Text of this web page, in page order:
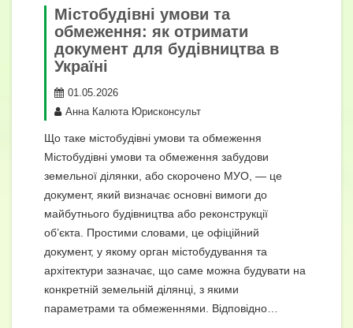
Містобудівні умови та
обмеження: як отримати
документ для будівництва в
Україні
01.05.2026
Анна Калюта Юрисконсульт
Що таке містобудівні умови та обмеження
Містобудівні умови та обмеження забудови
земельної ділянки, або скорочено МУО, — це
документ, який визначає основні вимоги до
майбутнього будівництва або реконструкції
об’єкта. Простими словами, це офіційний
документ, у якому орган містобудування та
архітектури зазначає, що саме можна будувати на
конкретній земельній ділянці, з якими
параметрами та обмеженнями. Відповідно…